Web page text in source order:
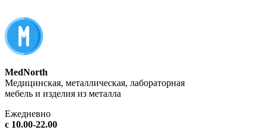
MedNorth
Медицинская, металлическая, лабораторная
мебель и изделия из металла
Ежедневно
с 10.00-22.00